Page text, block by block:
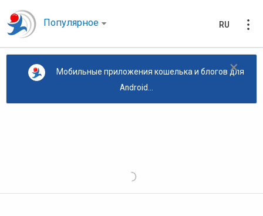
Популярное RU
×
Мобильные приложения кошелька и блогов для
Android...